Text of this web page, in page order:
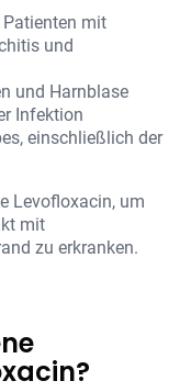
Patienten mit
und
und Harnblase
Infektion
einschließlich der
Levofloxacin, um
mit
zu erkranken.